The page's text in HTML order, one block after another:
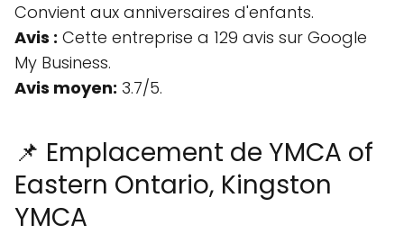
Convient aux anniversaires d'enfants.
Avis : Cette entreprise a 129 avis sur Google
My Business.
Avis moyen: 3.7/5.
📌 Emplacement de YMCA of
Eastern Ontario, Kingston
YMCA